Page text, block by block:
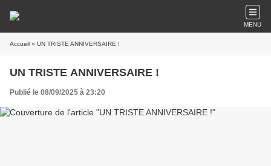
MENU
Accueil » UN TRISTE ANNIVERSAIRE !
UN TRISTE ANNIVERSAIRE !
Publié le 08/09/2025 à 23:20